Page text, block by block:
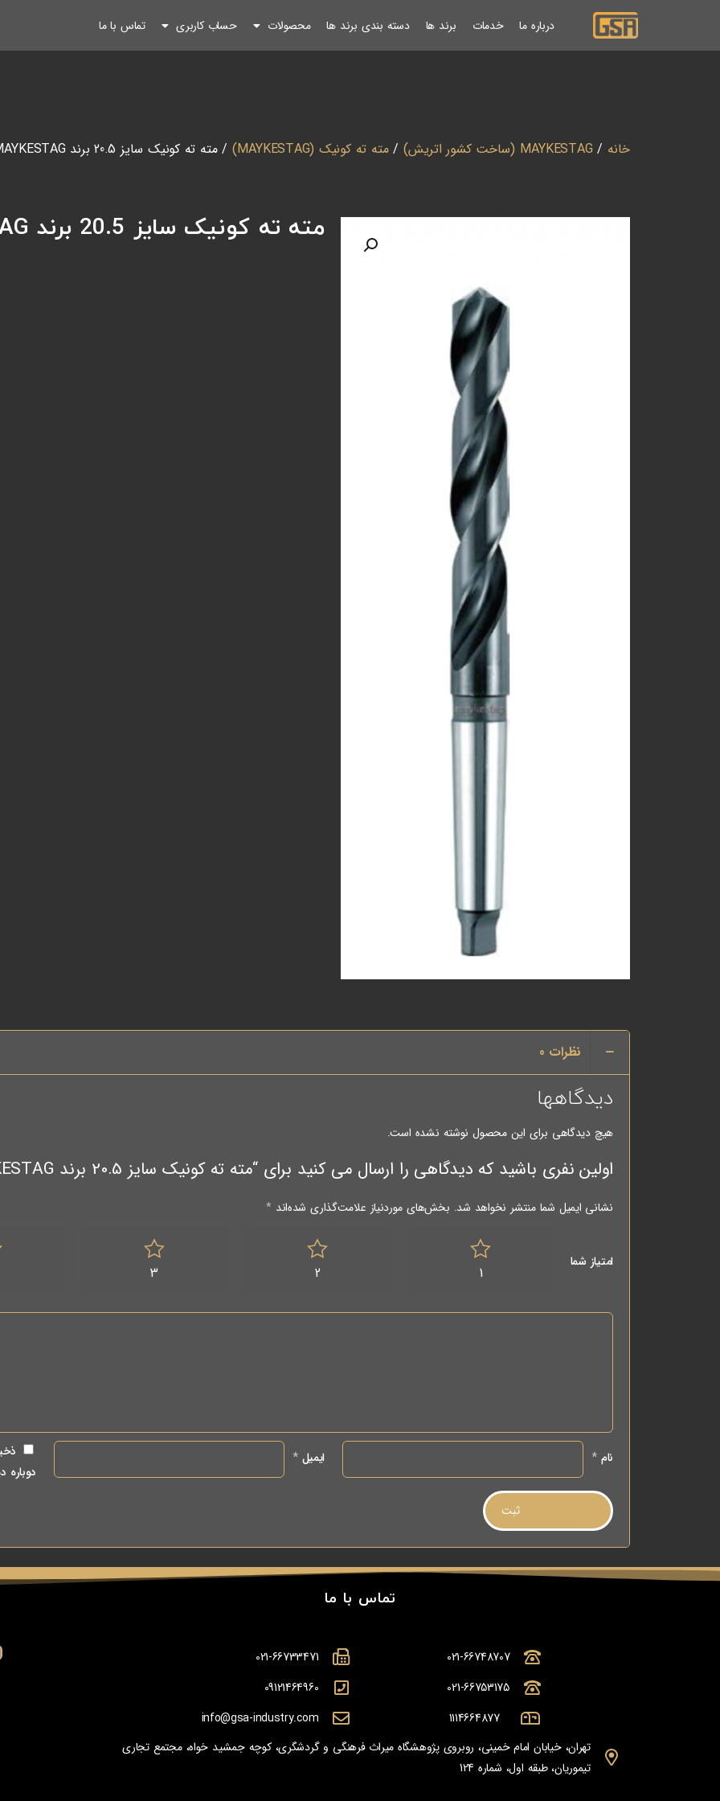
درباره ما خدمات برند ها دسته بندی برند ها محصولات حساب کاربری تماس با ما
خانه / MAYKESTAG (ساخت کشور اتریش) /مته ته کونیک (MAYKESTAG) / مته ته کونیک سایز 20.5 برند MAYKESTAG اتریش
مته ته کونیک سایز 20.5 برند MAYKESTAG اتریش
نظرات 0
دیدگاهها
هیچ دیدگاهی برای این محصول نوشته نشده است.
اولین نفری باشید که دیدگاهی را ارسال می کنید برای “مته ته کونیک سایز 20.5 برند MAYKESTAG اتریش”
نشانی ایمیل شما منتشر نخواهد شد. بخش‌های موردنیاز علامت‌گذاری شده‌اند *
امتیاز شما
1
2
3
نام* ایمیل*
تماس با ما
021-66748707
021-66753175
1114664877
021-66733471
09121464960
info@gsa-industry.com
تهران، خیابان امام خمینی، روبروی پژوهشگاه میراث فرهنگی و گردشگری، کوچه جمشید خواه، مجتمع تجاری
تیموریان، طبقه اول، شماره 124